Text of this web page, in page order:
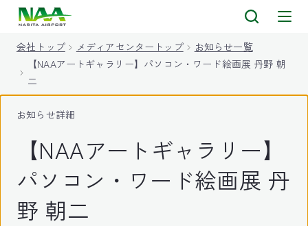
会社トップ メディアセンタートップ
お知らせ一覧
【NAAアートギャラリー】パソコン・ワード絵画展 丹野 朝
二
お知らせ詳細
【NAAアートギャラリー】
パソコン・ワード絵画展 丹
野 朝二